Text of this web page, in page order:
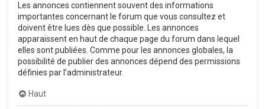
Les annonces contiennent souvent des informations
importantes concernant le forum que vous consultez et
doivent être lues dès que possible. Les annonces
apparaissent en haut de chaque page du forum dans lequel
elles sont publiées. Comme pour les annonces globales, la
possibilité de publier des annonces dépend des permissions
définies par l’administrateur.
Haut